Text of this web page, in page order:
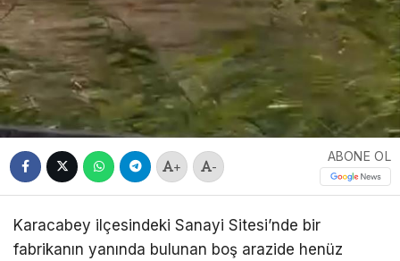
+ -
ABONE OL
Karacabey ilçesindeki Sanayi Sitesi’nde bir
fabrikanın yanında bulunan boş arazide henüz